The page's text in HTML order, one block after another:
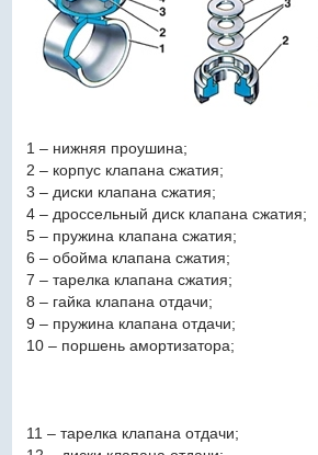
1 – нижняя проушина;
2 – корпус клапана сжатия;
3 – диски клапана сжатия;
4 – дроссельный диск клапана сжатия;
5 – пружина клапана сжатия;
6 – обойма клапана сжатия;
7 – тарелка клапана сжатия;
8 – гайка клапана отдачи;
9 – пружина клапана отдачи;
10 – поршень амортизатора;
11 – тарелка клапана отдачи;